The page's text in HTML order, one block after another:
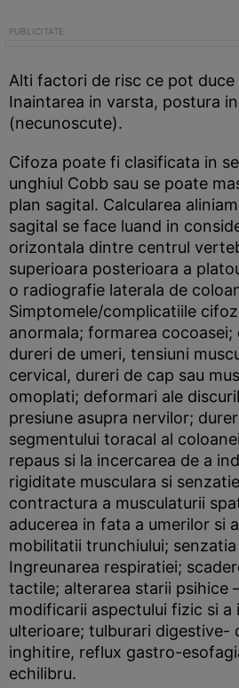
Alti factori de risc ce pot
Inaintarea in varsta, postura
(necunoscute).
Cifoza poate fi clasificata in
unghiul Cobb sau se poate
plan sagital. Calcularea
sagital se face luand in
orizontala dintre centrul
superioara posterioara a
o radiografie laterala de
Simptomele/complicatiile
anormala; formarea cocoasei;
dureri de umeri, tensiuni
cervical, dureri de cap sau
omoplati; deformari ale
presiune asupra nervilor;
segmentului toracal al
repaus si la incercarea de a
rigiditate musculara si
contractura a musculaturii
aducerea in fata a umerilor si
mobilitatii trunchiului;
Ingreunarea respiratiei;
tactile; alterarea starii psihice
modificarii aspectului fizic si a
ulterioare; tulburari digestive-
inghitire, reflux gastro-
echilibru.